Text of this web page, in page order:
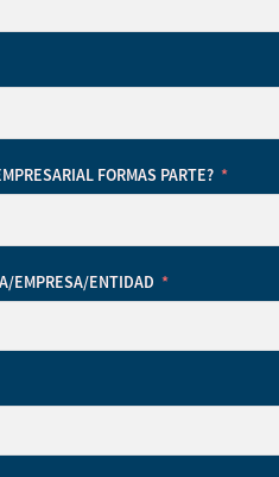
FORMAS PARTE?
EMPRESA/ENTIDAD